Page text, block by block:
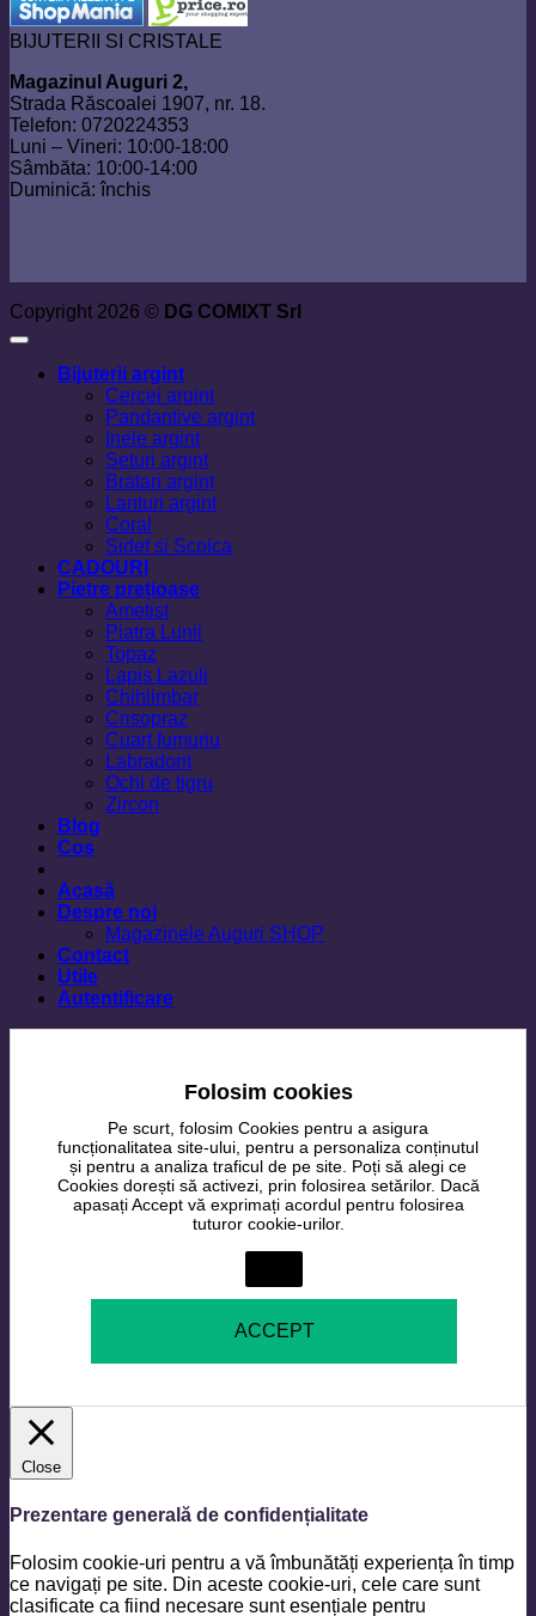
BIJUTERII SI CRISTALE
Magazinul Auguri 2,
Strada Răscoalei 1907, nr. 18.
Telefon: 0720224353
Luni – Vineri: 10:00-18:00
Sâmbăta: 10:00-14:00
Duminică: închis
Copyright 2026 © DG COMIXT Srl
Bijuterii argint
Cercei argint
Pandantive argint
Inele argint
Seturi argint
Bratari argint
Lanturi argint
Coral
Sidef si Scoica
CADOURI
Pietre prețioase
Ametist
Piatra Lunii
Topaz
Lapis Lazuli
Chihlimbar
Crisopraz
Cuart fumuriu
Labradorit
Ochi de tigru
Zircon
Blog
Cos
Acasă
Despre noi
Magazinele Auguri SHOP
Contact
Utile
Autentificare
Folosim cookies
Pe scurt, folosim Cookies pentru a asigura
funcționalitatea site-ului, pentru a personaliza conținutul
și pentru a analiza traficul de pe site. Poți să alegi ce
Cookies dorești să activezi, prin folosirea setărilor. Dacă
apasați Accept vă exprimați acordul pentru folosirea
tuturor cookie-urilor.
ACCEPT
Close
Prezentare generală de confidențialitate
Folosim cookie-uri pentru a vă îmbunătăți experiența în timp
ce navigați pe site. Din aceste cookie-uri, cele care sunt
clasificate ca fiind necesare sunt esențiale pentru